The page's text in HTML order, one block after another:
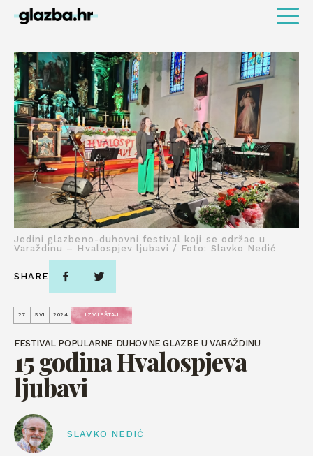
27 SVI 2024 IZVJEŠTAJ
FESTIVAL POPULARNE DUHOVNE GLAZBE U VARAŽDINU
15 godina Hvalospjeva
ljubavi
SLAVKO NEDIĆ
Jedini glazbeno-duhovni festival koji se održao u
Varaždinu – Hvalospjev ljubavi / Foto: Slavko Nedić
SHARE